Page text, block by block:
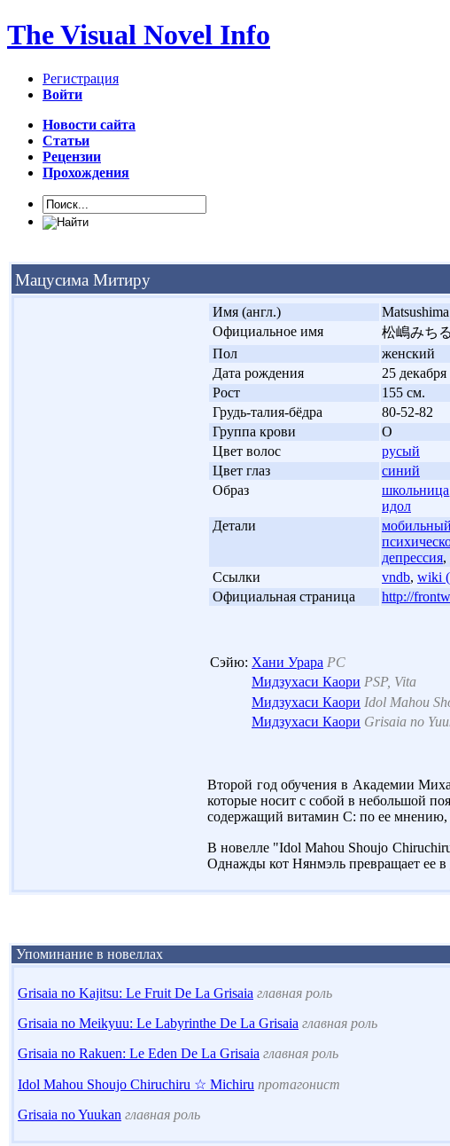
The Visual Novel Info
Регистрация
Войти
Новости сайта
Статьи
Рецензии
Прохождения
Мацусима Митиру
Имя (англ.)
Официальное имя
松嶋みちる
Пол
женский
Дата рождения
25 декабря
Рост
155 см.
Грудь-талия-бёдра
80-52-82
Группа крови
О
Цвет волос
русый
Цвет глаз
синий
Образ школьница
идол
Детали
депрессия,
Ссылки vndb, wiki
Официальная страница http://
Сэйю: Хани Урара PC
Мидзухаси Каори PSP, Vita
Мидзухаси Каори Idol Mahou
Мидзухаси Каори Grisaia no
Второй год обучения в Академии
которые носит с собой в небольшой
содержащий витамин С: по ее мнению,
В новелле "Idol Mahou Shoujo
Однажды кот Нянмэль превращает ее
Упоминание в новеллах
Grisaia no Kajitsu: Le Fruit De La Grisaia главная роль
Grisaia no Meikyuu: Le Labyrinthe De La Grisaia главная роль
Grisaia no Rakuen: Le Eden De La Grisaia главная роль
Idol Mahou Shoujo Chiruchiru ☆ Michiru протагонист
Grisaia no Yuukan главная роль